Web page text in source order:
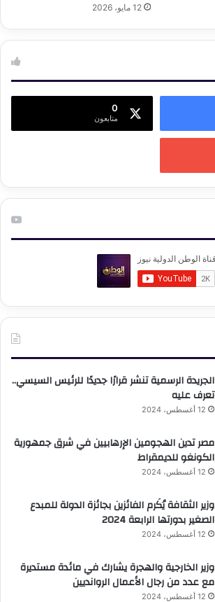
12 مايو، 2026
0
متابعون
الجريدة الرسمية تنشر قرارًا جديدًا للرئيس السيسي..
تعرف عليه
12 أغسطس، 2024
مصر تدين الهجومين الإرهابيين في شرق جمهورية
الكونغو للديمقراط
12 أغسطس، 2024
وزير الثقافة يُكَرم الفائزين بجائزة الدولة للمبدع
الصغير بدورتها الرابعة 2024
12 أغسطس، 2024
وزير الخارجية والهجرة يشارك في مائدة مستديرة
مع عدد من رجال الأعمال الروانديين
12 أغسطس، 2024